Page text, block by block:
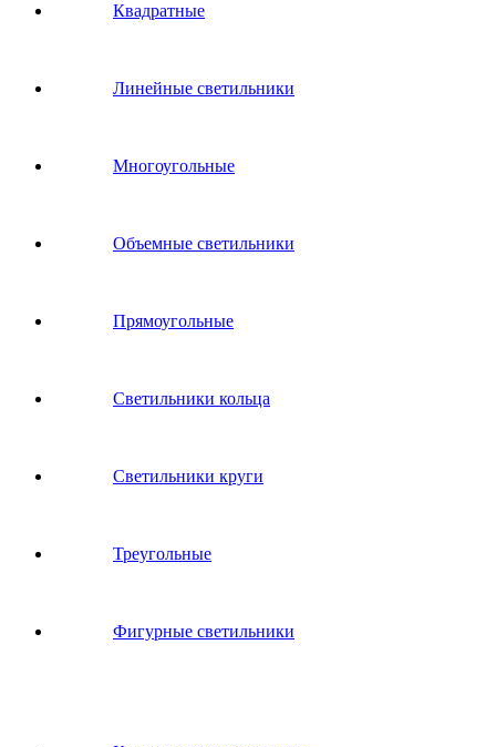
Квадратные
Линейные светильники
Многоугольные
Объемные светильники
Прямоугольные
Светильники кольца
Светильники круги
Треугольные
Фигурные светильники